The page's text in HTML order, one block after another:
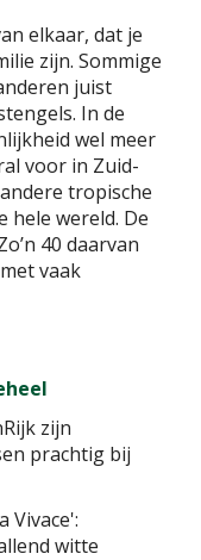
elkaar, dat je
zijn. Sommige
juist
In de
wel meer
voor in Zuid-
tropische
hele wereld. De
40 daarvan
vaak
zijn
prachtig bij
Vivace':
witte